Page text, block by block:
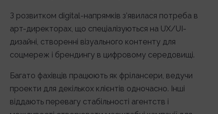
З розвитком digital-напрямків з’явилася потреба в
арт-директорах, що спеціалізуються на UX/UI-
дизайні, створенні візуального контенту для
соцмереж і брендингу в цифровому середовищі.
Багато фахівців працюють як фрілансери, ведучи
проекти для декількох клієнтів одночасно. Інші
віддають перевагу стабільності агентств і